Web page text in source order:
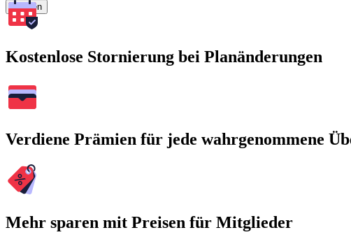
Suchen
Kostenlose Stornierung bei Planänderungen
Verdiene Prämien für jede wahrgenommene
Mehr sparen mit Preisen für Mitglieder